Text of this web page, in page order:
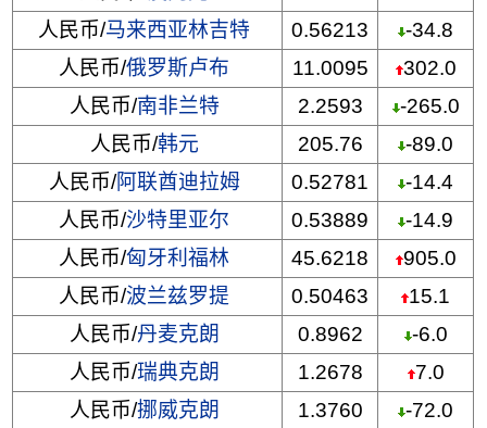
人民币/马来西亚林吉特 0.56213
-34.8
人民币/俄罗斯卢布 11.0095
302.0
人民币/南非兰特 2.2593
-265.0
人民币/韩元 205.76
-89.0
人民币/阿联酋迪拉姆 0.52781
-14.4
人民币/沙特里亚尔 0.53889
-14.9
人民币/匈牙利福林 45.6218
905.0
人民币/波兰兹罗提 0.50463
15.1
人民币/丹麦克朗 0.8962
-6.0
人民币/瑞典克朗 1.2678
7.0
人民币/挪威克朗 1.3760
-72.0